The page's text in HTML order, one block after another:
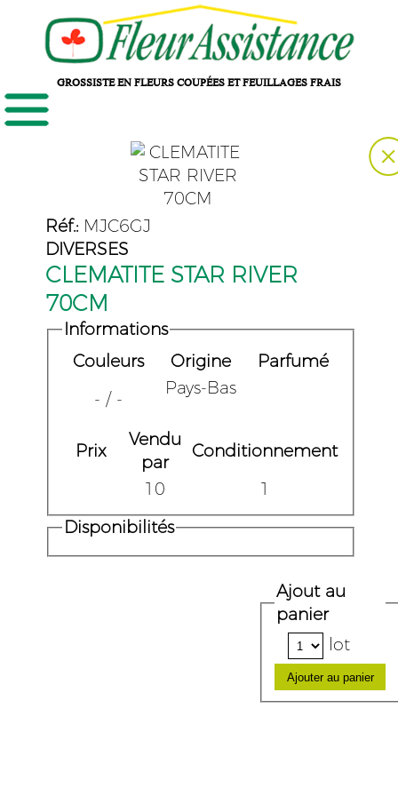
GROSSISTE EN FLEURS COUPÉES ET FEUILLAGES FRAIS
Réf.: MJC6GJ
DIVERSES
CLEMATITE STAR RIVER
70CM
Informations
Couleurs
Origine
Parfumé
- / -
Pays-Bas
Prix
Vendu
par
Conditionnement
10
1
Disponibilités
Ajout au
panier
lot